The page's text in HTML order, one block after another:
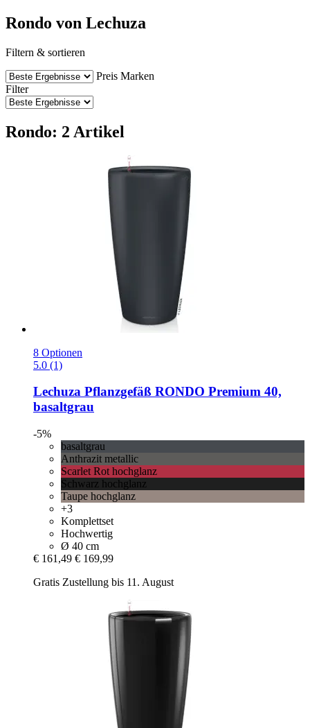
Rondo von Lechuza
Filtern & sortieren
Preis Marken
Filter
Rondo: 2 Artikel
8 Optionen
5.0 (1)
Lechuza Pflanzgefäß RONDO Premium 40,
basaltgrau
-5%
basaltgrau
Anthrazit metallic
Scarlet Rot hochglanz
Schwarz hochglanz
Taupe hochglanz
+3
Komplettset
Hochwertig
Ø 40 cm
€ 161,49 € 169,99
Gratis Zustellung bis 11. August